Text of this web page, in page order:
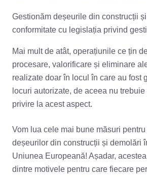
Gestionăm deșeurile din construcții
conformitate cu legislația privind
Mai mult de atât, operațiunile ce țin
procesare, valorificare și eliminare
realizate doar în locul în care au fost
locuri autorizate, de aceea nu
privire la acest aspect.
Vom lua cele mai bune măsuri
deșeurilor din construcții și demolări
Uniunea Europeană! Așadar,
dintre motivele pentru care fiecare